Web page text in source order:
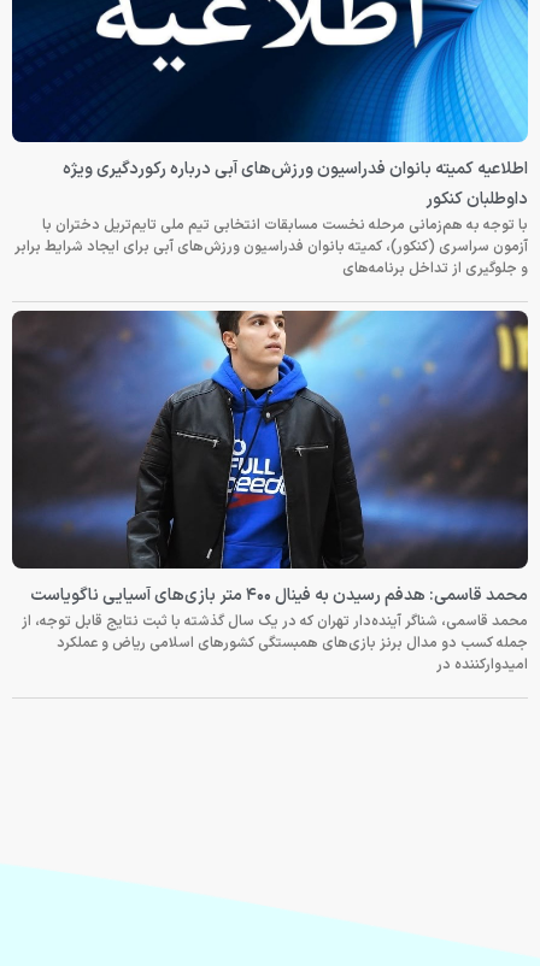
اطلاعیه کمیته بانوان فدراسیون ورزش‌های آبی درباره رکوردگیری ویژه
داوطلبان کنکور
با توجه به هم‌زمانی مرحله نخست مسابقات انتخابی تیم ملی تایم‌تریل دختران با
آزمون سراسری (کنکور)، کمیته بانوان فدراسیون ورزش‌های آبی برای ایجاد شرایط برابر
و جلوگیری از تداخل برنامه‌های
محمد قاسمی: هدفم رسیدن به فینال ۴۰۰ متر بازی‌های آسیایی ناگویاست
محمد قاسمی، شناگر آینده‌دار تهران که در یک سال گذشته با ثبت نتایج قابل توجه، از
جمله کسب دو مدال برنز بازی‌های همبستگی کشورهای اسلامی ریاض و عملکرد
امیدوارکننده در